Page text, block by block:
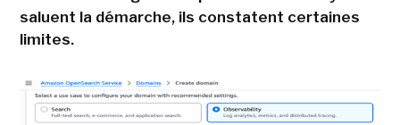
saluent la démarche, ils constatent certaines
limites.